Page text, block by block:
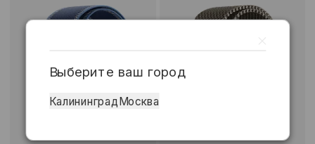
Выберите ваш город
КалининградМосква